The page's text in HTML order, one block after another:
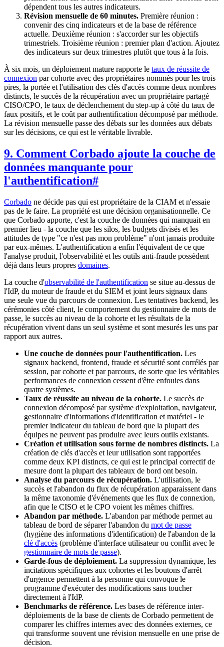
dépendent tous les autres indicateurs.
Révision mensuelle de 60 minutes. Première réunion :
convenir des cinq indicateurs et de la base de référence
actuelle. Deuxième réunion : s'accorder sur les objectifs
trimestriels. Troisième réunion : premier plan d'action. Ajoutez
des indicateurs sur deux trimestres plutôt que tous à la fois.
À six mois, un déploiement mature rapporte le taux de réussite de
connexion par cohorte avec des propriétaires nommés pour les trois
pires, la portée et l'utilisation des clés d'accès comme deux nombres
distincts, le succès de la récupération avec un propriétaire partagé
CISO/CPO, le taux de déclenchement du step-up à côté du taux de
faux positifs, et le coût par authentification décomposé par méthode.
La révision mensuelle passe des débats sur les données aux débats
sur les décisions, ce qui est le véritable livrable.
9. Comment Corbado ajoute la couche de
données manquante pour
l'authentification#
Corbado ne décide pas qui est propriétaire de la CIAM et n'essaie
pas de le faire. La propriété est une décision organisationnelle. Ce
que Corbado apporte, c'est la couche de données qui manquait en
premier lieu - la couche que les silos, les budgets divisés et les
attitudes de type "ce n'est pas mon problème" n'ont jamais produite
par eux-mêmes. L'authentification a enfin l'équivalent de ce que
l'analyse produit, l'observabilité et les outils anti-fraude possèdent
déjà dans leurs propres domaines.
La couche d'observabilité de l'authentification se situe au-dessus de
l'IdP, du moteur de fraude et du SIEM et joint leurs signaux dans
une seule vue du parcours de connexion. Les tentatives backend, les
cérémonies côté client, le comportement du gestionnaire de mots de
passe, le succès au niveau de la cohorte et les résultats de la
récupération vivent dans un seul système et sont mesurés les uns par
rapport aux autres.
Une couche de données pour l'authentification. Les
signaux backend, frontend, fraude et sécurité sont corrélés par
session, par cohorte et par parcours, de sorte que les véritables
performances de connexion cessent d'être enfouies dans
quatre systèmes.
Taux de réussite au niveau de la cohorte. Le succès de
connexion décomposé par système d'exploitation, navigateur,
gestionnaire d'informations d'identification et matériel - le
premier indicateur du tableau de bord que la plupart des
équipes ne peuvent pas produire avec leurs outils existants.
Création et utilisation sous forme de nombres distincts. La
création de clés d'accès et leur utilisation sont rapportées
comme deux KPI distincts, ce qui est le principal correctif de
mesure dont la plupart des tableaux de bord ont besoin.
Analyse du parcours de récupération. L'utilisation, le
succès et l'abandon du flux de récupération apparaissent dans
la même taxonomie d'événements que les flux de connexion,
afin que le CISO et le CPO voient les mêmes chiffres.
Abandon par méthode. L'abandon par méthode permet au
tableau de bord de séparer l'abandon du mot de passe
(hygiène des informations d'identification) de l'abandon de la
clé d'accès (problème d'interface utilisateur ou conflit avec le
gestionnaire de mots de passe).
Garde-fous de déploiement. La suppression dynamique, les
incitations spécifiques aux cohortes et les boutons d'arrêt
d'urgence permettent à la personne qui convoque le
programme d'exécuter des modifications sans toucher
directement à l'IdP.
Benchmarks de référence. Les bases de référence inter-
déploiements de la base de clients de Corbado permettent de
comparer les chiffres internes avec des données externes, ce
qui transforme souvent une révision mensuelle en une prise de
décision.